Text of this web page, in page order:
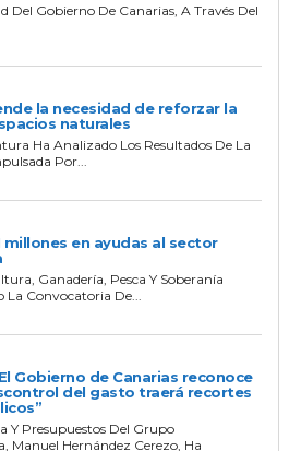
Del Gobierno De Canarias, A Través Del
la necesidad de reforzar la
naturales
Ha Analizado Los Resultados De La
Por...
millones en ayudas al sector
Ganadería, Pesca Y Soberanía
La Convocatoria De...
Gobierno de Canarias reconoce
del gasto traerá recortes
Y Presupuestos Del Grupo
Manuel Hernández Cerezo, Ha